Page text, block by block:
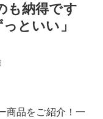
も納得です
といい」
商品をご紹介！一